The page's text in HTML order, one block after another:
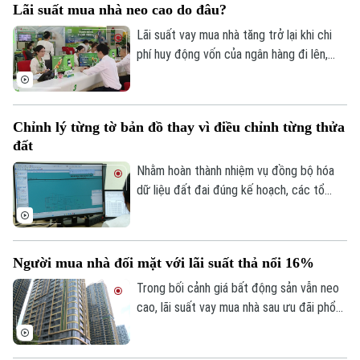
Golf
Tin tức
Sao
Điện ảnh
Đã phát sóng
này.
Lãi suất mua nhà neo cao do đâu?
Lãi suất vay mua nhà tăng trở lại khi chi
phí huy động vốn của ngân hàng đi lên,
Chỉnh lý từng tờ bản đồ thay vì điều chỉnh từng thửa
đất
Nhằm hoàn thành nhiệm vụ đồng bộ hóa
dữ liệu đất đai đúng kế hoạch, các tổ
từng tờ bản đồ thay vì chỉnh lý từng thửa
đất như trước đây đã và đang được xem
là giải pháp tối ưu.
Người mua nhà đối mặt với lãi suất thả nổi 16%
Trong bối cảnh giá bất động sản vẫn neo
cao, lãi suất vay mua nhà sau ưu đãi phổ